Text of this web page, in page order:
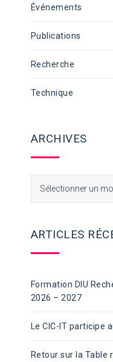
Événements
Publications
Recherche
Technique
ARCHIVES
ARTICLES
Formation DIU
2026 – 2027
Le CIC-IT participe
Retour sur la Table